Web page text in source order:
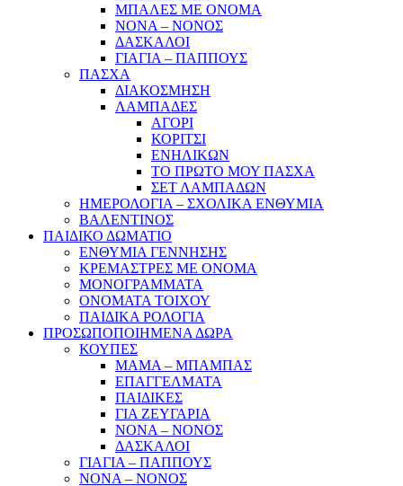
ΜΠΑΛΕΣ ΜΕ ΟΝΟΜΑ
ΝΟΝΑ – ΝΟΝΟΣ
ΔΑΣΚΑΛΟΙ
ΓΙΑΓΙΑ – ΠΑΠΠΟΥΣ
ΠΑΣΧΑ
ΔΙΑΚΟΣΜΗΣΗ
ΛΑΜΠΑΔΕΣ
ΑΓΟΡΙ
ΚΟΡΙΤΣΙ
ΕΝΗΛΙΚΩΝ
ΤΟ ΠΡΩΤΟ ΜΟΥ ΠΑΣΧΑ
ΣΕΤ ΛΑΜΠΑΔΩΝ
ΗΜΕΡΟΛΟΓΙΑ – ΣΧΟΛΙΚΑ ΕΝΘΥΜΙΑ
ΒΑΛΕΝΤΙΝΟΣ
ΠΑΙΔΙΚΟ ΔΩΜΑΤΙΟ
ΕΝΘΥΜΙΑ ΓΕΝΝΗΣΗΣ
ΚΡΕΜΑΣΤΡΕΣ ΜΕ ΟΝΟΜΑ
ΜΟΝΟΓΡΑΜΜΑΤΑ
ΟΝΟΜΑΤΑ ΤΟΙΧΟΥ
ΠΑΙΔΙΚΑ ΡΟΛΟΓΙΑ
ΠΡΟΣΩΠΟΠΟΙΗΜΕΝΑ ΔΩΡΑ
ΚΟΥΠΕΣ
ΜΑΜΑ – ΜΠΑΜΠΑΣ
ΕΠΑΓΓΕΛΜΑΤΑ
ΠΑΙΔΙΚΕΣ
ΓΙΑ ΖΕΥΓΑΡΙΑ
ΝΟΝΑ – ΝΟΝΟΣ
ΔΑΣΚΑΛΟΙ
ΓΙΑΓΙΑ – ΠΑΠΠΟΥΣ
ΝΟΝΑ – ΝΟΝΟΣ